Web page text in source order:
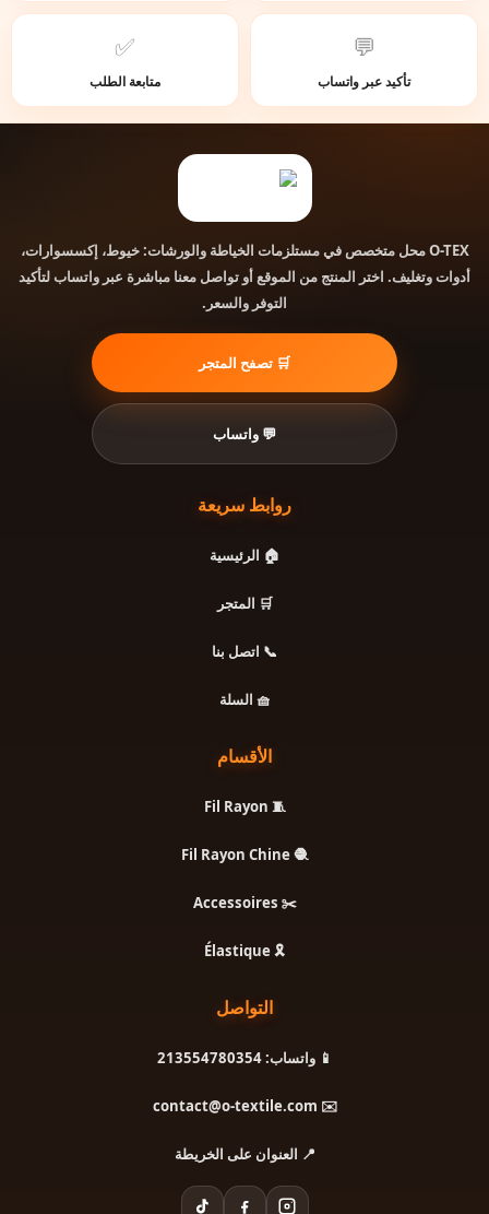
💬
تأكيد عبر واتساب
✅
متابعة الطلب
O-TEXمحل متخصص في مستلزمات الخياطة والورشات: خيوط، إكسسوارات،
أدوات وتغليف. اختر المنتج من الموقع أو تواصل معنا مباشرة عبر واتساب لتأكيد
التوفر والسعر.
🛒 تصفح المتجر
💬 واتساب
روابط سريعة
🏠 الرئيسية
🛒 المتجر
📞 اتصل بنا
🧺 السلة
الأقسام
🧵 Fil Rayon
🧶 Fil Rayon Chine
✂️ Accessoires
🎗️ Élastique
التواصل
📱 واتساب: 213554780354
✉️ contact@o-textile.com
📍 العنوان على الخريطة